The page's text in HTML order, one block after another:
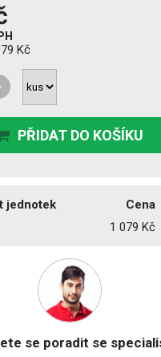
Kč
PŘIDAT DO KOŠÍKU
jednotek Cena
1 079 Kč
se poradit se